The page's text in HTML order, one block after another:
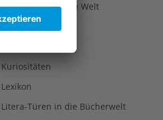
Kulinarisch um die Welt
Kultur
Kuriositäten
Lexikon
Litera-Türen in die Bücherwelt